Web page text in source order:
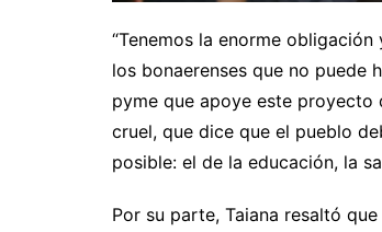
“Tenemos la enorme
los bonaerenses que no puede
pyme que apoye este proyecto
cruel, que dice que el pueblo
posible: el de la educación, la
Por su parte, Taiana resaltó